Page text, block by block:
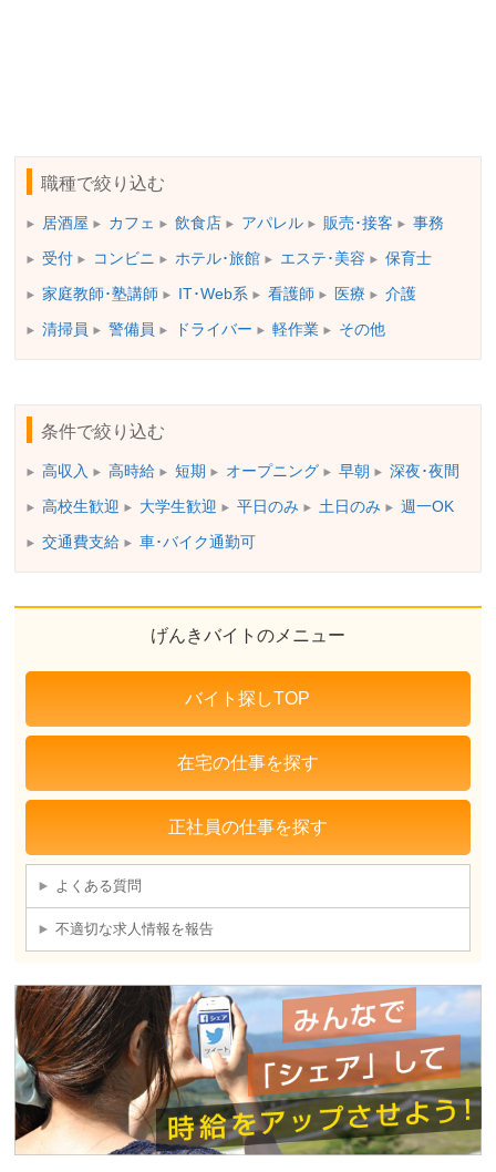
職種で絞り込む
居酒屋 カフェ 飲食店 アパレル 販売･接客 事務
受付 コンビニ ホテル･旅館 エステ･美容 保育士
家庭教師･塾講師 IT･Web系 看護師 医療 介護
清掃員 警備員 ドライバー 軽作業 その他
条件で絞り込む
高収入 高時給 短期 オープニング 早朝 深夜･夜間
高校生歓迎 大学生歓迎 平日のみ 土日のみ 週一OK
交通費支給 車･バイク通勤可
げんきバイトのメニュー
バイト探しTOP
在宅の仕事を探す
正社員の仕事を探す
よくある質問
不適切な求人情報を報告